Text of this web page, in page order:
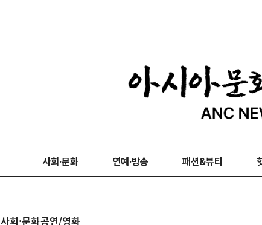
사회·문화 연예·방송 패션&뷰티
사회·문화공연/영화